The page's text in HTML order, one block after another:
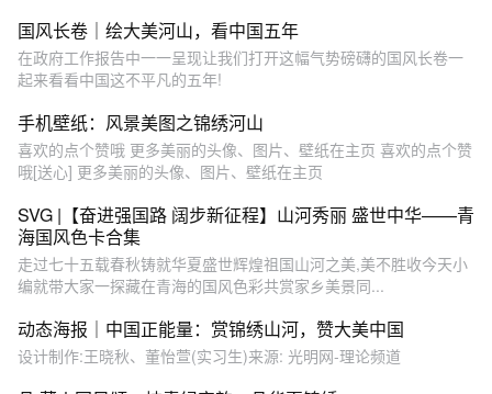
国风长卷｜绘大美河山，看中国五年
在政府工作报告中一一呈现让我们打开这幅气势磅礴的国风长卷一
起来看看中国这不平凡的五年!
手机壁纸：风景美图之锦绣河山
喜欢的点个赞哦 更多美丽的头像、图片、壁纸在主页 喜欢的点个赞
哦[送心] 更多美丽的头像、图片、壁纸在主页
SVG |【奋进强国路 阔步新征程】山河秀丽 盛世中华——青
海国风色卡合集
走过七十五载春秋铸就华夏盛世辉煌祖国山河之美,美不胜收今天小
编就带大家一探藏在青海的国风色彩共赏家乡美景同...
动态海报｜中国正能量：赏锦绣山河，赞大美中国
设计制作:王晓秋、董怡萱(实习生)来源: 光明网-理论频道